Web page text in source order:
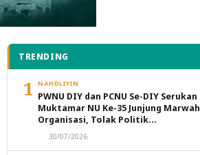
TRENDING
1 NAHDLIYIN
PWNU DIY dan PCNU Se-DIY Serukan
Muktamar NU Ke-35 Junjung Marwah
Organisasi, Tolak Politik
Transaksional dan Intervensi
Eksternal
30/07/2026